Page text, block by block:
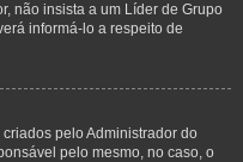
não insista a um Líder de Grupo
informá-lo a respeito de
pelo Administrador do
pelo mesmo, no caso, o